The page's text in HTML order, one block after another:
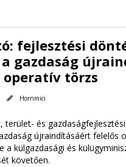
fejlesztési
gazdaság
törzs
Hornmici
terület- és
újraindításáért felelős
a külgazdasági és
követően.